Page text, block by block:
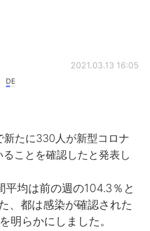
Обмена
DE
2021.03.13 16:05
新たに330人が新型コロナ
ことを確認したと発表し
平均は前の週の104.3％と
、都は感染が確認された
明らかにしました。